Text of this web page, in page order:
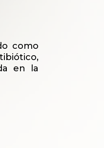
como
en la